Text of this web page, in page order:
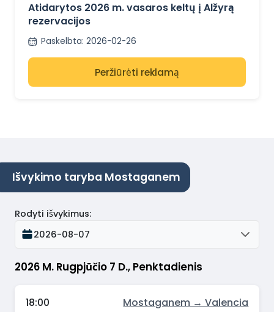
Atidarytos 2026 m. vasaros keltų į Alžyrą
rezervacijos
Paskelbta: 2026-02-26
Peržiūrėti reklamą
Išvykimo taryba Mostaganem
2026 M. Rugpjūčio 7 D., Penktadienis
Rodyti išvykimus:
2026-08-07
18:00 Mostaganem → Valencia